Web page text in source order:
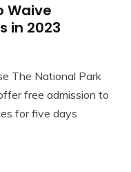
Waive
in 2023
The National Park
free admission to
for five days